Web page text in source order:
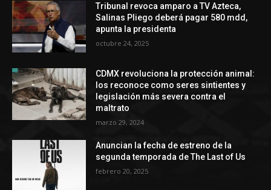
Tribunal revoca amparo a TV Azteca,
Salinas Pliego deberá pagar 580 mdd,
apunta la presidenta
octubre 24, 2025
CDMX revoluciona la protección animal:
los reconoce como seres sintientes y
legislación más severa contra el
maltrato
marzo 29, 2024
Anuncian la fecha de estreno de la
segunda temporada de The Last of Us
febrero 20, 2025